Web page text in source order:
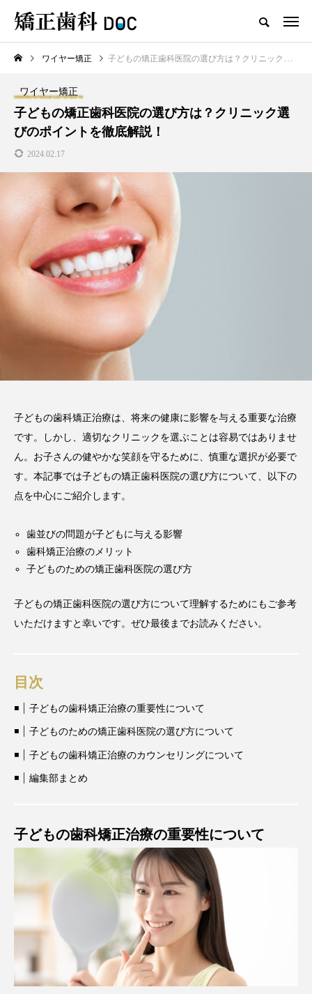
TOP ワイヤー矯正 マウスピース矯正
新着記事
ワイヤー矯正
テスト用_東京都おすすめの矯
2026.06.12
注目のトピック
おすすめ名医一覧 コラム
ワイヤー矯正 子どもの矯正歯科医院の選び方は？クリニック選びのポイントを徹底解説！
ワイヤー矯正
子どもの矯正歯科医院の選び方は？クリニック選
びのポイントを徹底解説！
2024.02.17
子どもの歯科矯正治療は、将来の健康に影響を与える重要な治療
です。しかし、適切なクリニックを選ぶことは容易ではありませ
ん。お子さんの健やかな笑顔を守るために、慎重な選択が必要で
す。本記事では子どもの矯正歯科医院の選び方について、以下の
点を中心にご紹介します。
歯並びの問題が子どもに与える影響
歯科矯正治療のメリット
子どものための矯正歯科医院の選び方
子どもの矯正歯科医院の選び方について理解するためにもご参考
いただけますと幸いです。ぜひ最後までお読みください。
目次
子どもの歯科矯正治療の重要性について
子どものための矯正歯科医院の選び方について
子どもの歯科矯正治療のカウンセリングについて
編集部まとめ
子どもの歯科矯正治療の重要性について